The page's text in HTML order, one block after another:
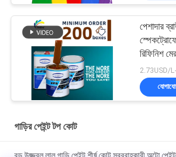
পেশাদার
রিফিনিশ
অটোমোবাইল
গাড়ির পেইন্ট টপ কোট
বড় উজ্জ্বল লাল গাড়ি পেইন্ট শীর্ষ কোট সরবরাহকারী অটো